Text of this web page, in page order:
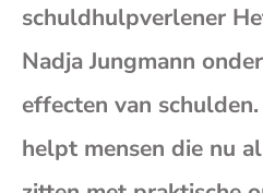
schuldhulpverlener
Nadja Jungmann
effecten van
helpt mensen die nu